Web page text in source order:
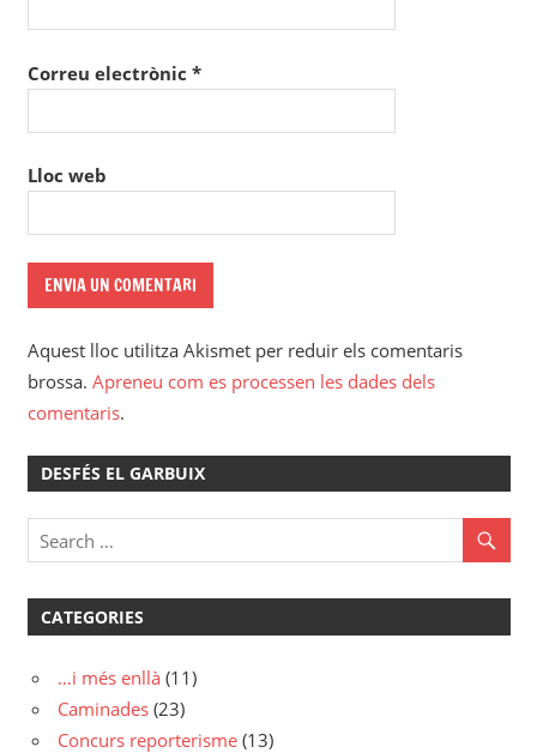
Correu electrònic *
Lloc web
Aquest lloc utilitza Akismet per reduir els comentaris
brossa. Apreneu com es processen les dades dels
comentaris.
DESFÉS EL GARBUIX
CATEGORIES
…i més enllà (11)
Caminades (23)
Concurs reporterisme (13)